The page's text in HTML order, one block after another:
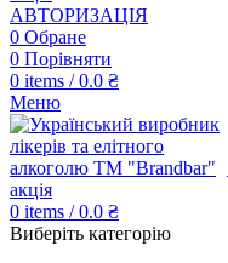
АВТОРИЗАЦІЯ
0 Обране
0 Порівняти
0 items / 0.0 ₴
Меню
акція
0 items / 0.0 ₴
Виберіть категорію